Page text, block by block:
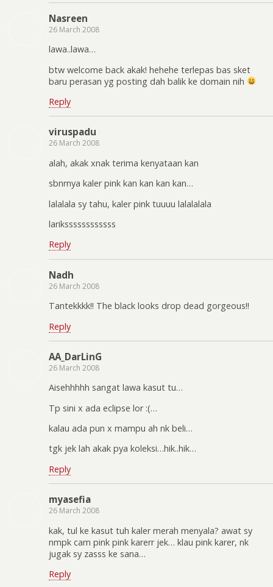
Nasreen
26 March 2008
lawa..lawa…
btw welcome back akak! hehehe terlepas bas sket
baru perasan yg posting dah balik ke domain nih
Reply
viruspadu
26 March 2008
alah, akak xnak terima kenyataan kan
sbnrnya kaler pink kan kan kan kan…
lalalala sy tahu, kaler pink tuuuu lalalalala
larikssssssssssss
Reply
Nadh
26 March 2008
Tantekkkk!! The black looks drop dead gorgeous!!
Reply
AA_DarLinG
26 March 2008
Aisehhhhh sangat lawa kasut tu…
Tp sini x ada eclipse lor :(…
kalau ada pun x mampu ah nk beli…
tgk jek lah akak pya koleksi…hik..hik…
Reply
myasefia
26 March 2008
kak, tul ke kasut tuh kaler merah menyala? awat sy
nmpk cam pink pink karerr jek… klau pink karer, nk
jugak sy zasss ke sana…
Reply